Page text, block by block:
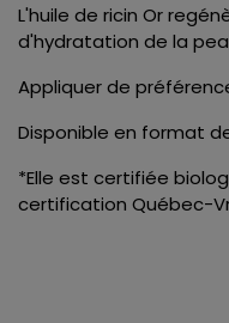
L'huile de ricin Or
d'hydratation de la
Appliquer de
Disponible en format
*Elle est certifiée
certification Québec-